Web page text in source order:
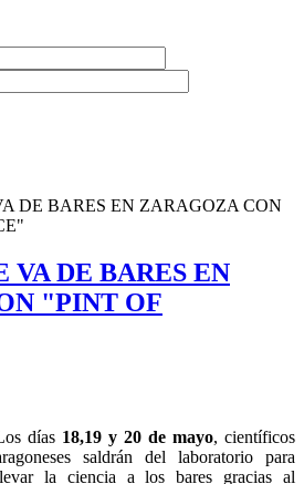
DE BARES EN ZARAGOZA CON
VA DE BARES EN
"PINT OF
días 18,19 y 20 de mayo, científicos
saldrán del laboratorio para
la ciencia a los bares gracias al